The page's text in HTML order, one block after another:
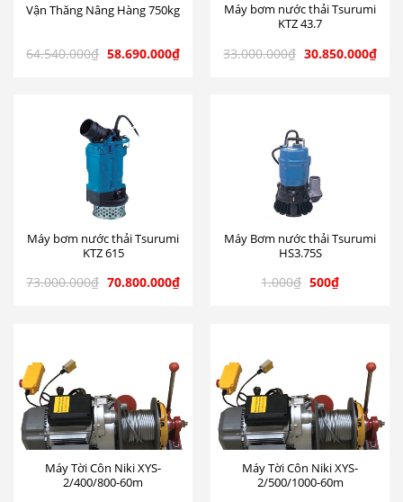
Vận Thăng Nâng Hàng 750kg
64.540.000₫ 58.690.000₫
Máy bơm nước thải Tsurumi
KTZ 43.7
33.000.000₫ 30.850.000₫
Máy bơm nước thải Tsurumi
KTZ 615
73.000.000₫ 70.800.000₫
Máy Bơm nước thải Tsurumi
HS3.75S
1.000₫ 500₫
Máy Tời Côn Niki XYS-
2/400/800-60m
Máy Tời Côn Niki XYS-
2/500/1000-60m